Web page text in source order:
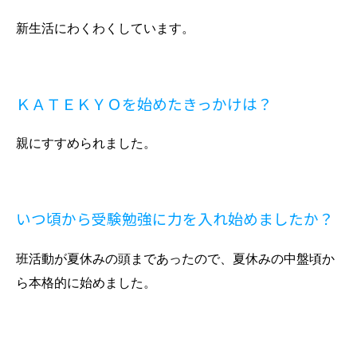
新生活にわくわくしています。
ＫＡＴＥＫＹＯを始めたきっかけは？
親にすすめられました。
いつ頃から受験勉強に力を入れ始めましたか？
班活動が夏休みの頭まであったので、夏休みの中盤頃か
ら本格的に始めました。